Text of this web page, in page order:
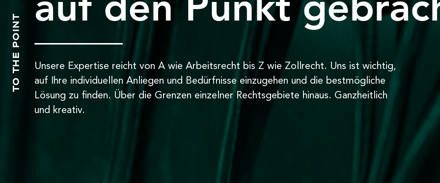
TO THE POINT
Unsere Expertise reicht von A wie Arbeitsrecht bis Z wie Zollrecht. Uns ist wichtig,
auf Ihre individuellen Anliegen und Bedürfnisse einzugehen und die bestmögliche
Lösung zu finden. Über die Grenzen einzelner Rechtsgebiete hinaus. Ganzheitlich
und kreativ.